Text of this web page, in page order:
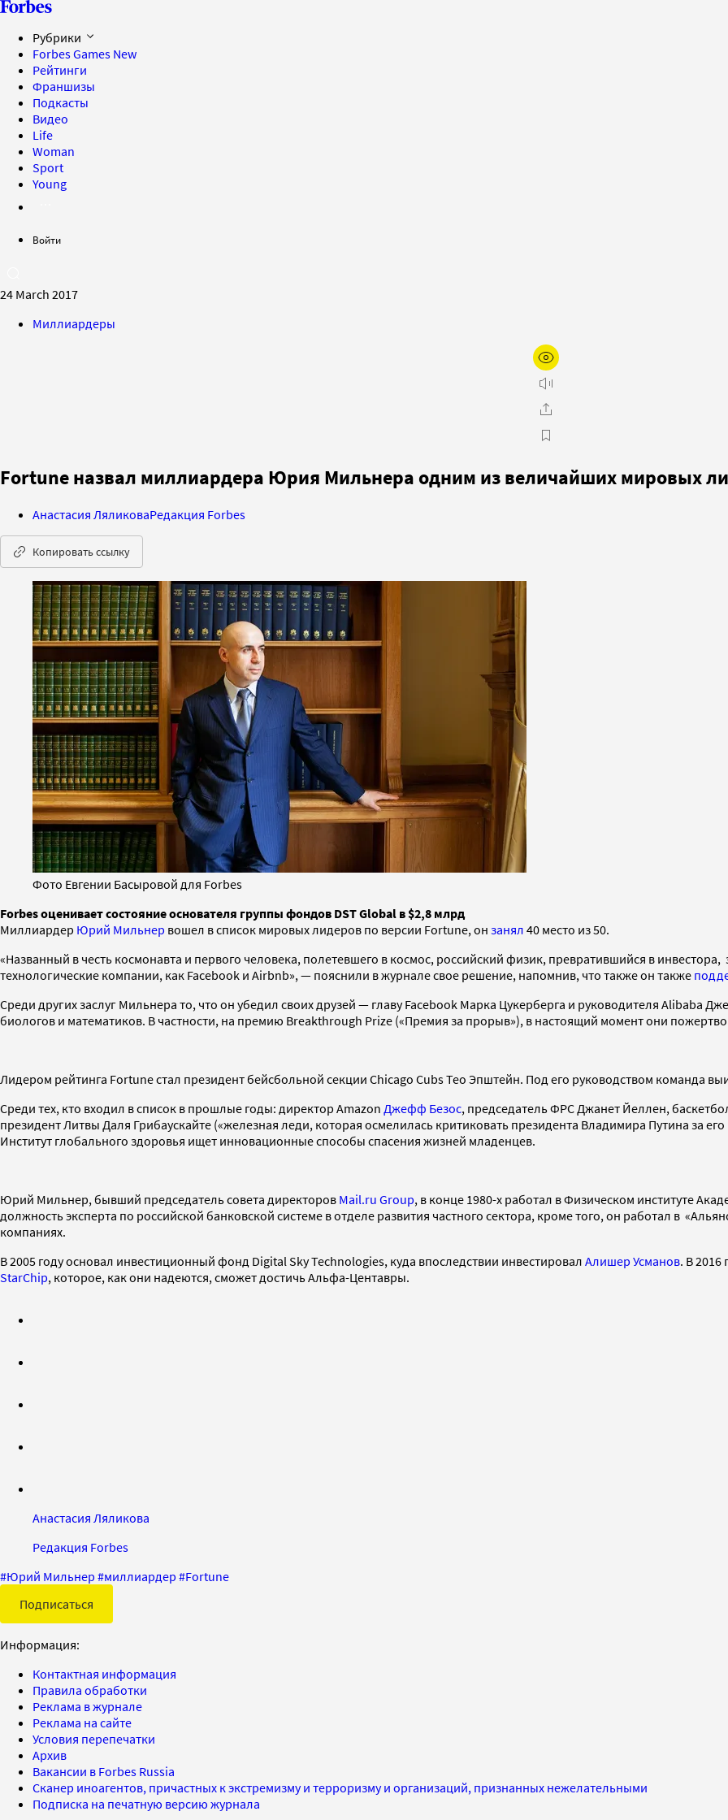
Рубрики
Forbes Games New
Рейтинги
Франшизы
Подкасты
Видео
Life
Woman
Sport
Young
Войти
24 March 2017
Миллиардеры
Fortune назвал миллиардера Юрия Мильнера одним из величайших мировых
Анастасия ЛяликоваРедакция Forbes
Копировать ссылку
Фото Евгении Басыровой для Forbes
Forbes оценивает состояние основателя группы фондов DST Global в $2,8 млрд
Миллиардер Юрий Мильнер вошел в список мировых лидеров по версии Fortune, он занял 40 место из 50.
«Названный в честь космонавта и первого человека, полетевшего в космос, российский физик, превратившийся в
технологические компании, как Facebook и Airbnb», — пояснили в журнале свое решение, напомнив, что также он также
Среди других заслуг Мильнера то, что он убедил своих друзей — главу Facebook Марка Цукерберга и руководителя Alibaba
биологов и математиков. В частности, на премию Breakthrough Prize («Премия за прорыв»), в настоящий момент они
Лидером рейтинга Fortune стал президент бейсбольной секции Chicago Cubs Тео Эпштейн. Под его руководством команда
Среди тех, кто входил в список в прошлые годы: директор Amazon Джефф Безос, председатель ФРС Джанет Йеллен,
президент Литвы Даля Грибаускайте («железная леди, которая осмелилась критиковать президента Владимира Путина за
Институт глобального здоровья ищет инновационные способы спасения жизней младенцев.
Юрий Мильнер, бывший председатель совета директоров Mail.ru Group, в конце 1980-х работал в Физическом институте
должность эксперта по российской банковской системе в отделе развития частного сектора, кроме того, он работал в
компаниях.
В 2005 году основал инвестиционный фонд Digital Sky Technologies, куда впоследствии инвестировал Алишер Усманов. В 2016
StarChip, которое, как они надеются, сможет достичь Альфа-Центавры.
Анастасия Ляликова
Редакция Forbes
#Юрий Мильнер #миллиардер #Fortune
Подписаться
Информация:
Контактная информация
Правила обработки
Реклама в журнале
Реклама на сайте
Условия перепечатки
Архив
Вакансии в Forbes Russia
Сканер иноагентов, причастных к экстремизму и терроризму и организаций, признанных нежелательными
Подписка на печатную версию журнала